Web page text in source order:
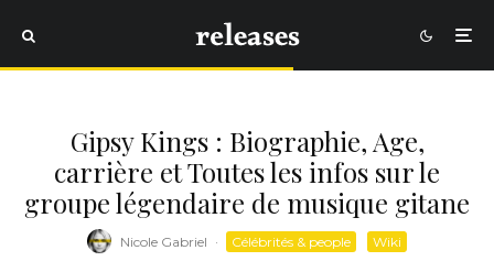
Gipsy Kings : Biographie, Age,
carrière et Toutes les infos sur le
groupe légendaire de musique gitane
Nicole Gabriel · Célébrités & people Wiki